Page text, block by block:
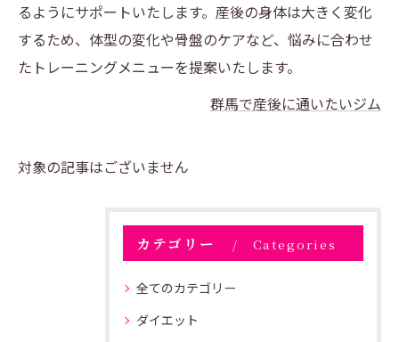
るようにサポートいたします。産後の身体は大きく変化
するため、体型の変化や骨盤のケアなど、悩みに合わせ
たトレーニングメニューを提案いたします。
群馬で産後に通いたいジム
対象の記事はございません
カテゴリー Categories
全てのカテゴリー
ダイエット